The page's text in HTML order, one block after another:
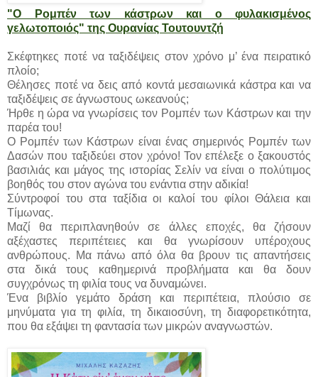
"Ο Ρομπέν των κάστρων και ο φυλακισμένος
γελωτοποιός" της Ουρανίας Τουτουντζή
Σκέφτηκες ποτέ να ταξιδέψεις στον χρόνο μ’ ένα πειρατικό
πλοίο;
Θέλησες ποτέ να δεις από κοντά μεσαιωνικά κάστρα και να
ταξιδέψεις σε άγνωστους ωκεανούς;
Ήρθε η ώρα να γνωρίσεις τον Ρομπέν των Κάστρων και την
παρέα του!
Ο Ρομπέν των Κάστρων είναι ένας σημερινός Ρομπέν των
Δασών που ταξιδεύει στον χρόνο! Τον επέλεξε ο ξακουστός
βασιλιάς και μάγος της ιστορίας Σελίν να είναι ο πολύτιμος
βοηθός του στον αγώνα του ενάντια στην αδικία!
Σύντροφοί του στα ταξίδια οι καλοί του φίλοι Θάλεια και
Τίμωνας.
Μαζί θα περιπλανηθούν σε άλλες εποχές, θα ζήσουν
αξέχαστες περιπέτειες και θα γνωρίσουν υπέροχους
ανθρώπους. Μα πάνω από όλα θα βρουν τις απαντήσεις
στα δικά τους καθημερινά προβλήματα και θα δουν
συγχρόνως τη φιλία τους να δυναμώνει.
Ένα βιβλίο γεμάτο δράση και περιπέτεια, πλούσιο σε
μηνύματα για τη φιλία, τη δικαιοσύνη, τη διαφορετικότητα,
που θα εξάψει τη φαντασία των μικρών αναγνωστών.